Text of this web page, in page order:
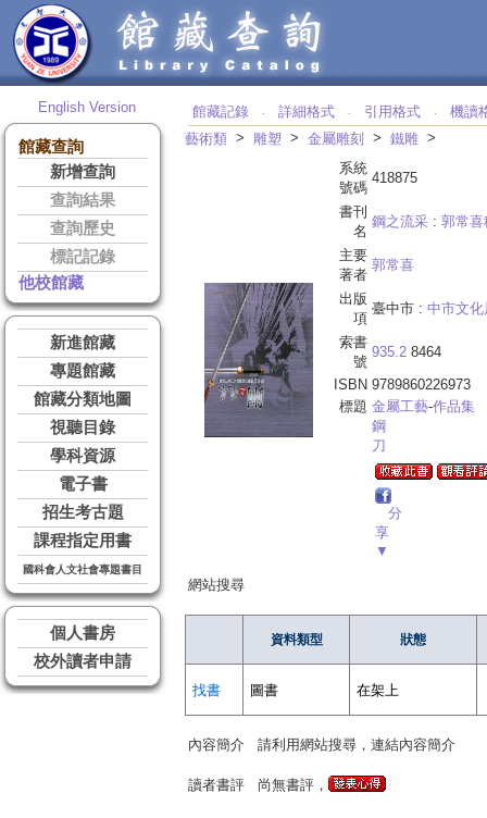
English Version
館藏查詢
新增查詢
查詢結果
查詢歷史
標記記錄
他校館藏
新進館藏
專題館藏
館藏分類地圖
視聽目錄
學科資源
電子書
招生考古題
課程指定用書
國科會人文社會專題書目
個人書房
校外讀者申請
館藏記錄 ‧ 詳細格式 ‧ 引用格式 ‧
機讀
藝術類 > 雕塑 > 金屬雕刻 > 鐵雕 >
系統
號碼
418875
書刊
名
鋼之流采 : 郭常喜
主要
著者
郭常喜
出版
項
臺中市 : 中市文化
索書
號
935.2 8464
ISBN 9789860226973
標題 金屬工藝-作品集
鋼
刀
分
享
▼
網站搜尋
資料類型 狀態
找書 圖書 在架上
內容簡介 請利用網站搜尋，連結內容簡介
讀者書評 尚無書評，